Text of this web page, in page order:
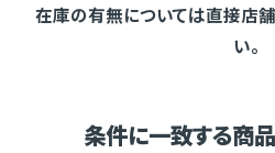
在庫の有無については直接店
い。
条件に一致する商品